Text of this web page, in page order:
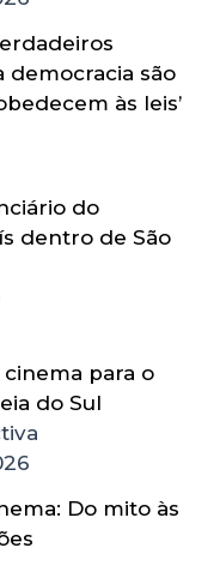
democracia são
às leis’
do
dentro de São
para o
do Sul
Do mito às